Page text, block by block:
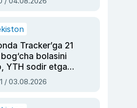
qolishidan xavotir
Tracker’ga 21
bolasini
YTH sodir etgan
sud hukmi o‘qildi
/ 03.08.2026